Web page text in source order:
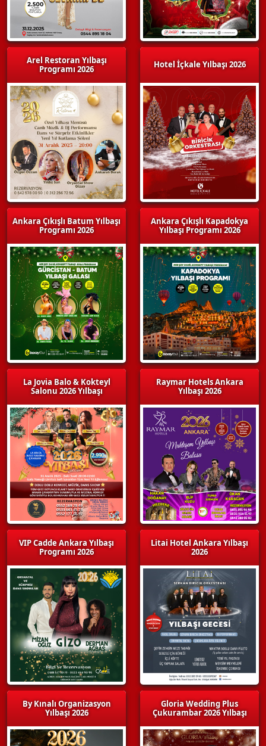
Arel Restoran Yılbaşı
Programı 2026
Ankara Çıkışlı Batum Yılbaşı
Programı 2026
La Jovia Balo & Kokteyl
Salonu 2026 Yılbaşı
VIP Cadde Ankara Yılbaşı
Programı 2026
By Kınalı Organizasyon
Yılbaşı 2026
Hotel İçkale Yılbaşı 2026
Ankara Çıkışlı Kapadokya
Yılbaşı Programı 2026
Raymar Hotels Ankara
Yılbaşı 2026
Litai Hotel Ankara Yılbaşı
2026
Gloria Wedding Plus
Çukurambar 2026 Yılbaşı